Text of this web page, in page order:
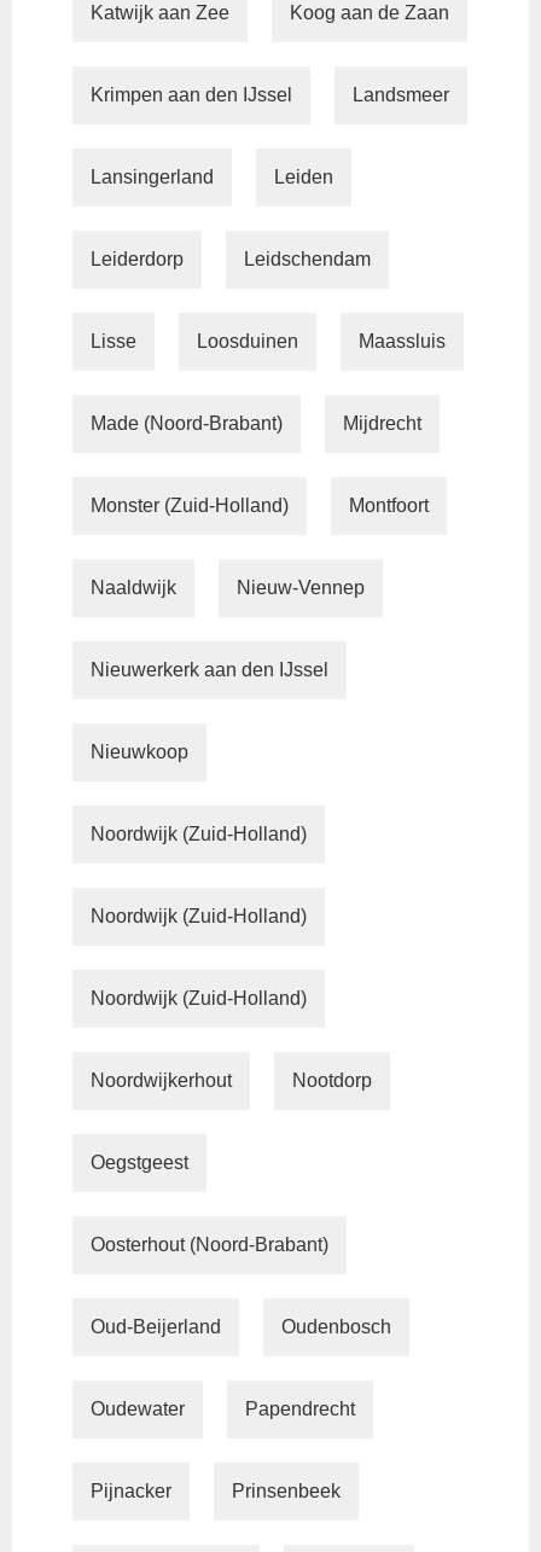
Katwijk aan Zee Koog aan de Zaan
Krimpen aan den IJssel Landsmeer
Lansingerland Leiden
Leiderdorp Leidschendam
Lisse Loosduinen Maassluis
Made (Noord-Brabant) Mijdrecht
Monster (Zuid-Holland) Montfoort
Naaldwijk Nieuw-Vennep
Nieuwerkerk aan den IJssel
Nieuwkoop
Noordwijk (Zuid-Holland)
Noordwijk (Zuid-Holland)
Noordwijk (Zuid-Holland)
Noordwijkerhout Nootdorp
Oegstgeest
Oosterhout (Noord-Brabant)
Oud-Beijerland Oudenbosch
Oudewater Papendrecht
Pijnacker Prinsenbeek